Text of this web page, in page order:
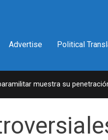
Advertise Political
muestra su penetración